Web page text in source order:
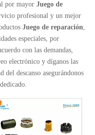
por mayor Juego de
profesional y un mejor
Juego de reparación,
especiales, por
con las demandas,
electrónico y díganos las
del descanso asegurándonos